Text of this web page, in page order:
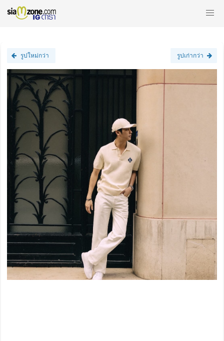
รูปใหม่กว่า รูปเก่ากว่า